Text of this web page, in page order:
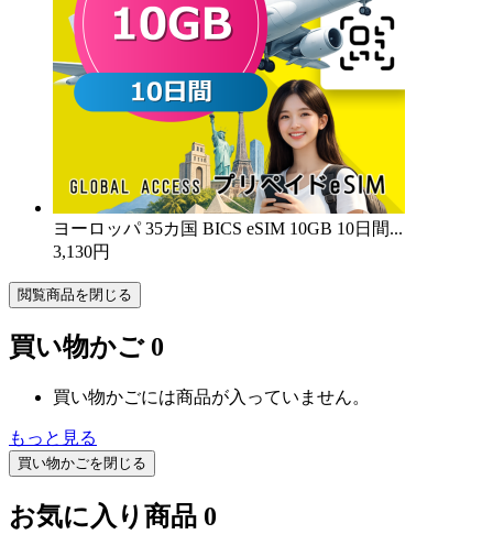
ヨーロッパ 35カ国 BICS eSIM 10GB 10日間...
3,130円
閲覧商品を閉じる
買い物かご 0
買い物かごには商品が入っていません。
もっと見る
買い物かごを閉じる
お気に入り商品 0